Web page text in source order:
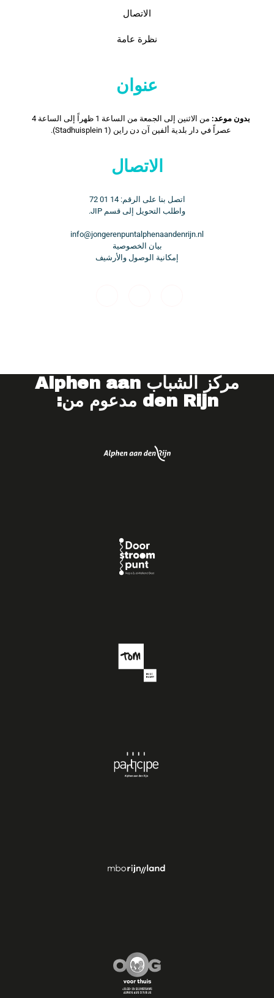
الاتصال
نظرة عامة
عنوان
بدون موعد:
من الاثنين إلى الجمعة من الساعة 1 ظهراً إلى الساعة 4
عصراً في دار بلدية ألفين آن دن راين (Stadhuisplein 1).
الاتصال
اتصل بنا على الرقم: 14 01 72
واطلب التحويل إلى قسم JIP.
info@jongerenpuntalphenaandenrijn.nl
بيان الخصوصية
إمكانية الوصول والأرشيف
مركز الشباب Alphen aan
den Rijn مدعوم من: